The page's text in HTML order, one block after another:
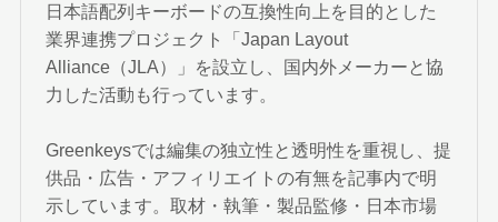
日本語配列キーボードの互換性向上を目的とした
業界連携プロジェクト「Japan Layout
Alliance（JLA）」を設立し、国内外メーカーと協
力した活動も行っています。
Greenkeysでは編集の独立性と透明性を重視し、提
供品・広告・アフィリエイトの有無を記事内で明
示しています。取材・執筆・製品監修・日本市場